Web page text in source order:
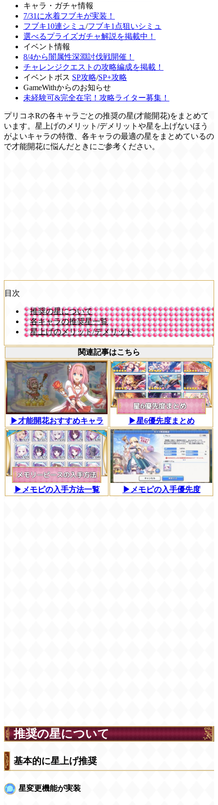
キャラ・ガチャ情報
7/31に水着フブキが実装！
フブキ10連シミュ /フブキ1点狙いシミュ
選べるプライズガチャ解説を掲載中！
イベント情報
8/4から闇属性深淵討伐戦開催！
チャレンジクエストの攻略編成を掲載！
イベントボス SP攻略/SP+攻略
GameWithからのお知らせ
未経験可&完全在宅！攻略ライター募集！
プリコネRの各キャラごとの推奨の星(才能開花)をまとめて
います。星上げのメリット/デメリットや星を上げないほう
がよいキャラの特徴、各キャラの最適の星をまとめているの
で才能開花に悩んだときにご参考ください。
目次
推奨の星について
各キャラの推奨星一覧
星上げのメリット/デメリット
関連記事はこちら
▶才能開花おすすめキャラ ▶星6優先度まとめ
▶メモピの入手方法一覧 ▶メモピの入手優先度
推奨の星について
基本的に星上げ推奨
星変更機能が実装